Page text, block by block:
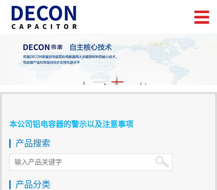
本公司铝电容器的警示以及注意事项
产品搜索
产品分类